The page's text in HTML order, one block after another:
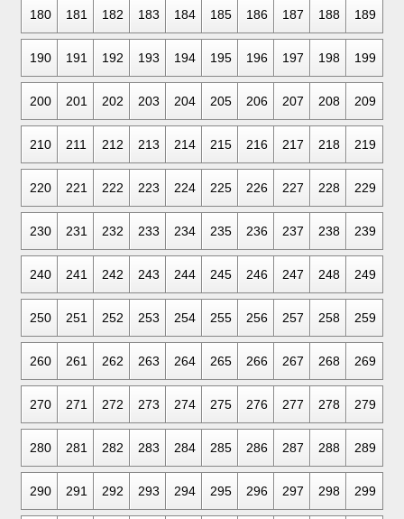
180 181 182 183 184 185 186 187 188 189
190 191 192 193 194 195 196 197 198 199
200 201 202 203 204 205 206 207 208 209
210 211 212 213 214 215 216 217 218 219
220 221 222 223 224 225 226 227 228 229
230 231 232 233 234 235 236 237 238 239
240 241 242 243 244 245 246 247 248 249
250 251 252 253 254 255 256 257 258 259
260 261 262 263 264 265 266 267 268 269
270 271 272 273 274 275 276 277 278 279
280 281 282 283 284 285 286 287 288 289
290 291 292 293 294 295 296 297 298 299